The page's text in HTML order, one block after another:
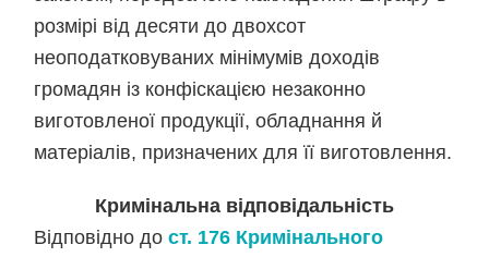
розмірі від десяти до двохсот
неоподатковуваних мінімумів доходів
громадян із конфіскацією незаконно
виготовленої продукції, обладнання й
матеріалів, призначених для її виготовлення.
Кримінальна відповідальність
Відповідно дост. 176 Кримінального